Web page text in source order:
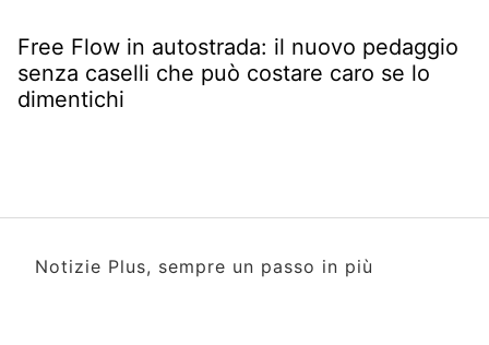
Free Flow in autostrada: il nuovo pedaggio
senza caselli che può costare caro se lo
dimentichi
Notizie Plus, sempre un passo in più